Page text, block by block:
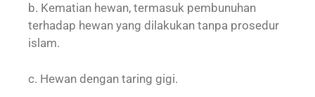
b. Kematian hewan, termasuk pembunuhan
terhadap hewan yang dilakukan tanpa prosedur
islam.
c. Hewan dengan taring gigi.